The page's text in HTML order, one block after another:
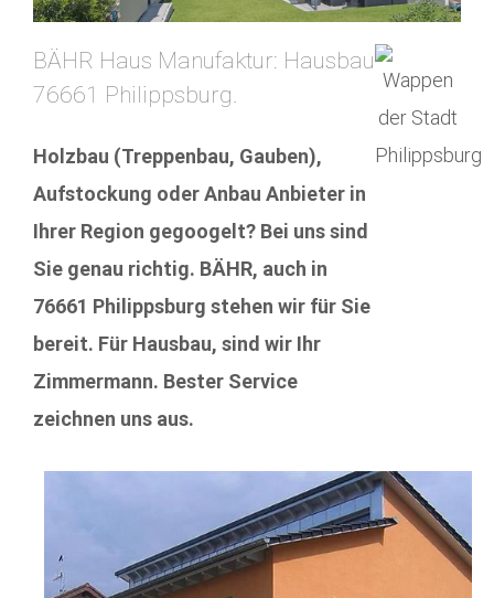
BÄHR Haus Manufaktur: Hausbau
76661 Philippsburg.
Holzbau (Treppenbau, Gauben),
Aufstockung oder Anbau Anbieter in
Ihrer Region gegoogelt? Bei uns sind
Sie genau richtig. BÄHR, auch in
76661 Philippsburg stehen wir für Sie
bereit. Für Hausbau, sind wir Ihr
Zimmermann. Bester Service
zeichnen uns aus.